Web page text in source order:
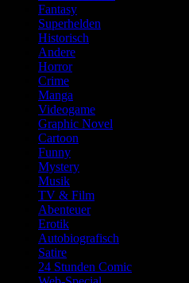
Fantasy
Superhelden
Historisch
Andere
Horror
Crime
Manga
Videogame
Graphic Novel
Cartoon
Funny
Mystery
Musik
TV & Film
Abenteuer
Erotik
Autobiografisch
Satire
24 Stunden Comic